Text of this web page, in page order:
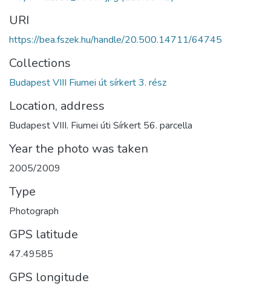
URI
https://bea.fszek.hu/handle/20.500.14711/64745
Collections
Budapest VIII Fiumei út sírkert 3. rész
Location, address
Budapest VIII. Fiumei úti Sírkert 56. parcella
Year the photo was taken
2005/2009
Type
Photograph
GPS latitude
47.49585
GPS longitude